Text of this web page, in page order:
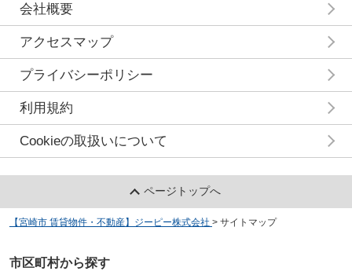
会社概要
アクセスマップ
プライバシーポリシー
利用規約
Cookieの取扱いについて
ページトップへ
【宮崎市 賃貸物件・不動産】ジーピー株式会社 > サイトマップ
市区町村から探す